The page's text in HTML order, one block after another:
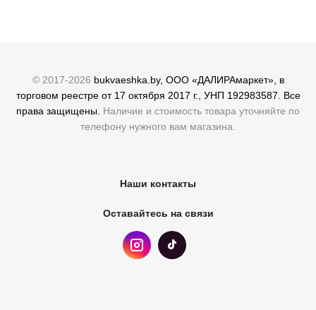
© 2017-2026 bukvaeshka.by, ООО «ДАЛИРАмаркет», в
торговом реестре от 17 октября 2017 г., УНП 192983587. Все
права защищены. Наличие и стоимость товара уточняйте по
телефону нужного вам магазина.
Наши контакты
Оставайтесь на связи